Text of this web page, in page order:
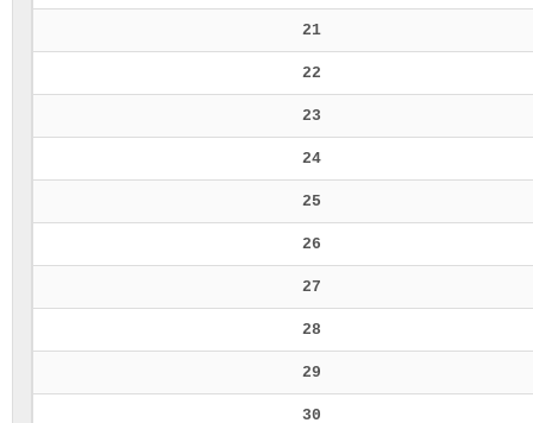
21
22
23
24
25
26
27
28
29
30